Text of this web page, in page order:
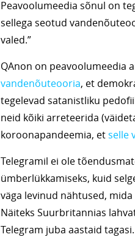
Peavoolumeedia sõnul on
sellega seotud
valed.”
QAnon on peavoolumeedia
vandenõuteooria, et
tegelevad satanistliku
neid kõiki arreteerida
koroonapandeemia, etselle
Telegramil ei ole
ümberlükkamiseks, kuid
väga levinud nähtused,
Näiteks Suurbritannias
Telegram juba aastaid